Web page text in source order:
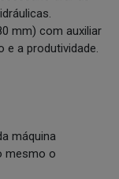
mm) com auxiliar
e a produtividade.
máquina
mesmo o